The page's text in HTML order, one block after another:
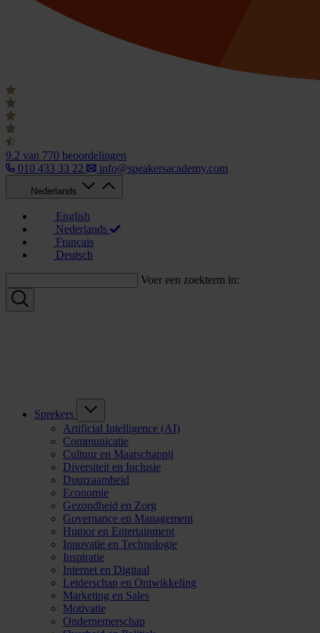
9.2 van 770 beoordelingen
010 433 33 22
info@speakersacademy.com
Nederlands
English
Nederlands
Français
Deutsch
Voer een zoekterm in:
Sprekers
Artificial Intelligence (AI)
Communicatie
Cultuur en Maatschappij
Diversiteit en Inclusie
Duurzaamheid
Economie
Gezondheid en Zorg
Governance en Management
Humor en Entertainment
Innovatie en Technologie
Inspiratie
Internet en Digitaal
Leiderschap en Ontwikkeling
Marketing en Sales
Motivatie
Ondernemerschap